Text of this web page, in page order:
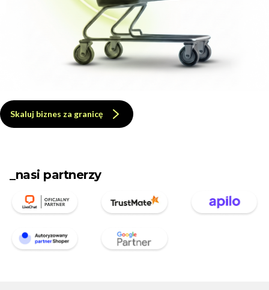
Skaluj biznes za granicę
_nasi partnerzy